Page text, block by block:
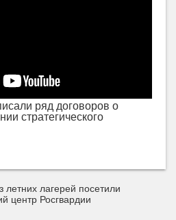
ряд договоров о
стратегического
летних лагерей посетили
центр Росгвардии